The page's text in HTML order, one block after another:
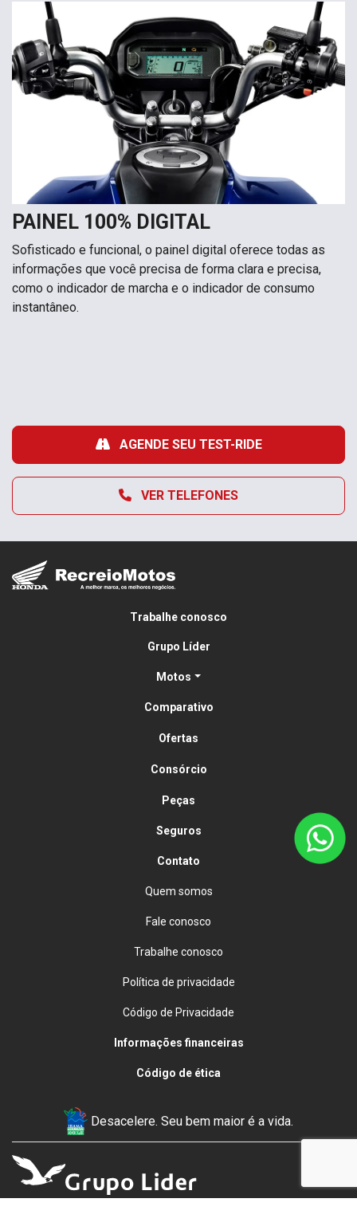
PAINEL 100% DIGITAL
Sofisticado e funcional, o painel digital oferece todas as
informações que você precisa de forma clara e precisa,
como o indicador de marcha e o indicador de consumo
instantâneo.
VER TELEFONES
AGENDE SEU TEST-RIDE
Trabalhe conosco
Grupo Líder
Motos
Comparativo
Ofertas
Consórcio
Peças
Seguros
Contato
Quem somos
Fale conosco
Trabalhe conosco
Política de privacidade
Código de Privacidade
Informações financeiras
Código de ética
Desacelere. Seu bem maior é a vida.